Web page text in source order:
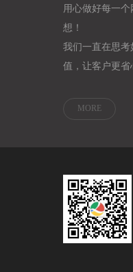
用心做好每一
想！
我们一直在思
值，让客户更省
MORE